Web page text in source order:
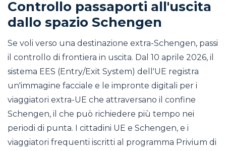
Controllo passaporti all'uscita
dallo spazio Schengen
Se voli verso una destinazione extra-Schengen, passi
il controllo di frontiera in uscita. Dal 10 aprile 2026, il
sistema EES (Entry/Exit System) dell'UE registra
un'immagine facciale e le impronte digitali per i
viaggiatori extra-UE che attraversano il confine
Schengen, il che può richiedere più tempo nei
periodi di punta. I cittadini UE e Schengen, e i
viaggiatori frequenti iscritti al programma Privium di